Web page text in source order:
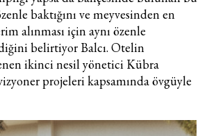
ileti gönderiminin e-posta
yapılmasına onay
amaçla ad/
e-posta adresi verilerimin
açık rıza veriyorum.
baktığını ve meyvesinden en
alınması için aynı özenle
belirtiyor Balcı. Otelin
ikinci nesil yönetici Kübra
projeleri kapsamında övgüyle